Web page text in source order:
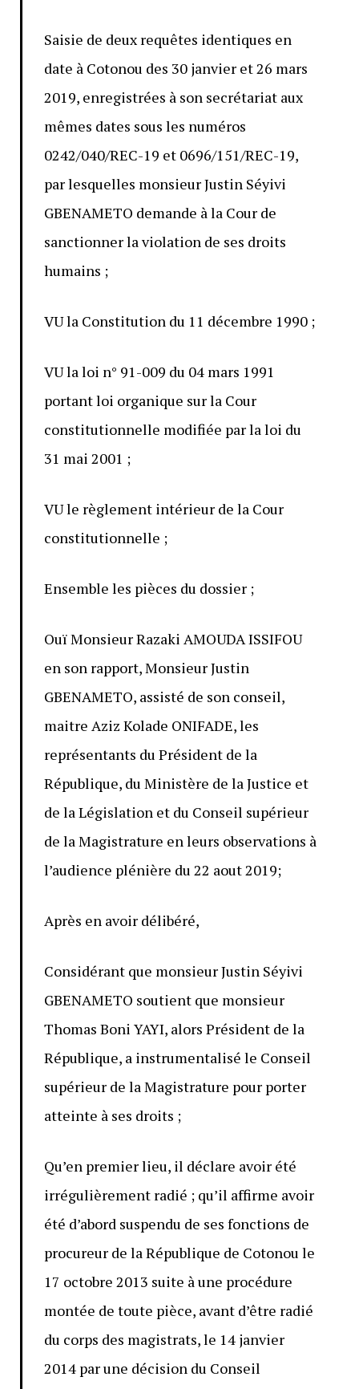
Saisie de deux requêtes identiques en
date à Cotonou des 30 janvier et 26 mars
2019, enregistrées à son secrétariat aux
mêmes dates sous les numéros
0242/040/REC-19 et 0696/151/REC-19,
par lesquelles monsieur Justin Séyivi
GBENAMETO demande à la Cour de
sanctionner la violation de ses droits
humains ;
VU la Constitution du 11 décembre 1990 ;
VU la loi n° 91-009 du 04 mars 1991
portant loi organique sur la Cour
constitutionnelle modifiée par la loi du
31 mai 2001 ;
VU le règlement intérieur de la Cour
constitutionnelle ;
Ensemble les pièces du dossier ;
Ouï Monsieur Razaki AMOUDA ISSIFOU
en son rapport, Monsieur Justin
GBENAMETO, assisté de son conseil,
maitre Aziz Kolade ONIFADE, les
représentants du Président de la
République, du Ministère de la Justice et
de la Législation et du Conseil supérieur
de la Magistrature en leurs observations à
l’audience plénière du 22 aout 2019;
Après en avoir délibéré,
Considérant que monsieur Justin Séyivi
GBENAMETO soutient que monsieur
Thomas Boni YAYI, alors Président de la
République, a instrumentalisé le Conseil
supérieur de la Magistrature pour porter
atteinte à ses droits ;
Qu’en premier lieu, il déclare avoir été
irrégulièrement radié ; qu’il affirme avoir
été d’abord suspendu de ses fonctions de
procureur de la République de Cotonou le
17 octobre 2013 suite à une procédure
montée de toute pièce, avant d’être radié
du corps des magistrats, le 14 janvier
2014 par une décision du Conseil